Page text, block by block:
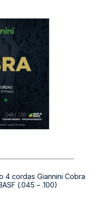
4 cordas Giannini Cobra
(.045 – .100)